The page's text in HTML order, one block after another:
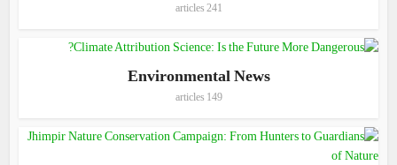
241 articles
Environmental News
149 articles